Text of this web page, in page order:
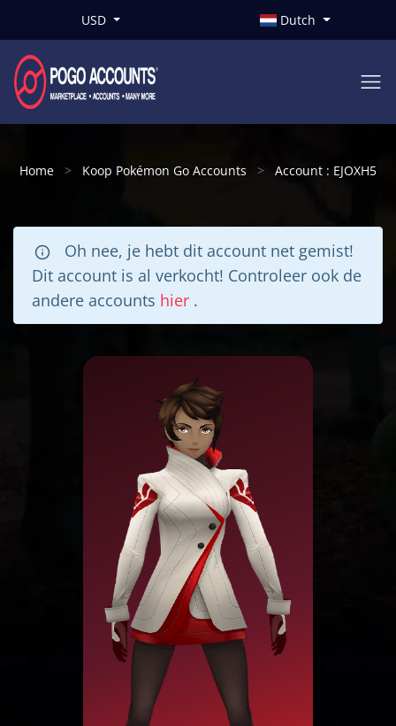
USD Dutch
Home Koop Pokémon Go Accounts Account : EJOXH5
Oh nee, je hebt dit account net gemist!
Dit account is al verkocht! Controleer ook de
andere accounts hier .